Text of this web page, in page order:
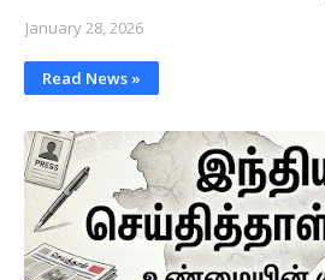
January 28, 2026
Read News »